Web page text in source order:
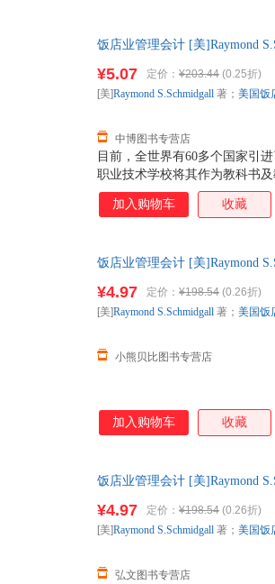
饭店业管理会计 [美]Raymond
目前，全世界有60多个国家引
职业技术学校将其作为教科书
机构为饭店35个重要岗位颁发
最高的专业等级。中国旅游出
和管理的专业水准。
¥5.07 定价： ¥203.44 (0.25折)
中博图书专营店
[美]Raymond S.Schmidgall 著； 美国饭
加入购物车 收藏
饭店业管理会计 [美]Raymond
纷。
¥4.97 定价： ¥198.54 (0.26折)
小熊贝比图书专营店
[美]Raymond S.Schmidgall 著； 美国饭
加入购物车 收藏
饭店业管理会计 [美]Raymond
纷。
¥4.97 定价： ¥198.54 (0.26折)
弘文图书专营店
[美]Raymond S.Schmidgall 著； 美国饭